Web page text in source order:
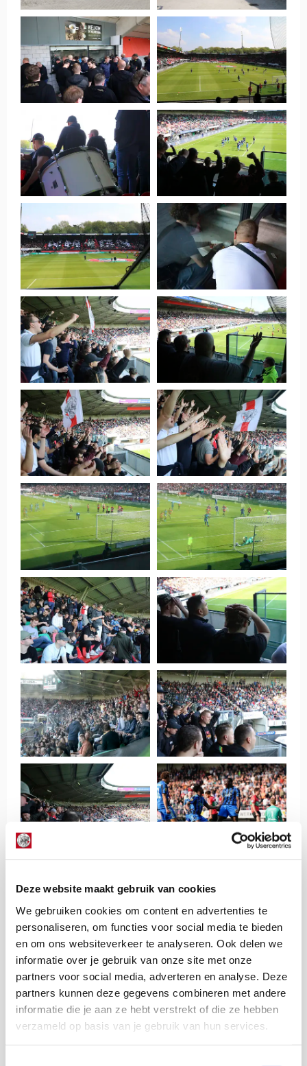
Deze website maakt gebruik van cookies
We gebruiken cookies om content en advertenties te
personaliseren, om functies voor social media te bieden
en om ons websiteverkeer te analyseren. Ook delen we
informatie over je gebruik van onze site met onze
partners voor social media, adverteren en analyse. Deze
partners kunnen deze gegevens combineren met andere
informatie die je aan ze hebt verstrekt of die ze hebben
verzameld op basis van je gebruik van hun services.